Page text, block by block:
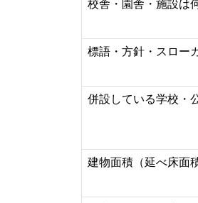
校舎・園舎・施設は
標語・方針・スロー
併設している学校・
建物面積（延べ床面